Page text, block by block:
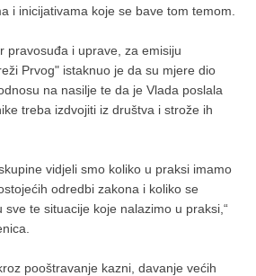
i inicijativama koje se bave tom temom.
pravosuđa i uprave, za emisiju
Prvog" istaknuo je da su mjere dio
na nasilje te da je Vlada poslala
treba izdvojiti iz društva i strože ih
vidjeli smo koliko u praksi imamo
odredbi zakona i koliko se
sve te situacije koje nalazimo u praksi,“
pooštravanje kazni, davanje većih